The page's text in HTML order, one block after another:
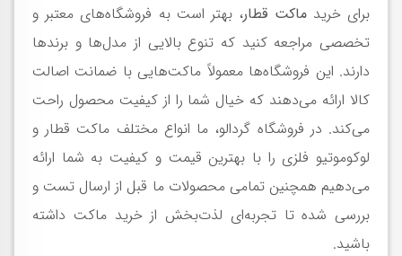
برای خریدماکت قطار، بهتر است به فروشگاه‌های معتبر و
تخصصی مراجعه کنید که تنوع بالایی از مدل‌ها و برندها
دارند. این فروشگاه‌ها معمولاً ماکت‌هایی با ضمانت اصالت
کالا ارائه می‌دهند که خیال شما را از کیفیت محصول راحت
می‌کند. در فروشگاه گردالو، ما انواع مختلف ماکت قطار و
لوکوموتیو فلزی را با بهترین قیمت و کیفیت به شما ارائه
می‌دهیم همچنین تمامی محصولات ما قبل از ارسال تست و
بررسی شده تا تجربه‌ای لذت‌بخش از خرید ماکت داشته
باشید.